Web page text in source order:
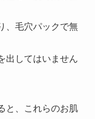
、毛穴パックで無
出してはいません
と、これらのお肌